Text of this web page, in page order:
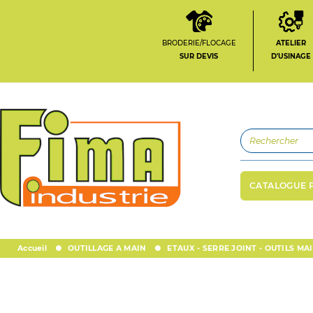
BRODERIE/FLOCAGE
SUR DEVIS
ATELIER
D'USINAGE
CATALOGUE
Accueil OUTILLAGE A MAIN ETAUX - SERRE JOINT - OUTILS